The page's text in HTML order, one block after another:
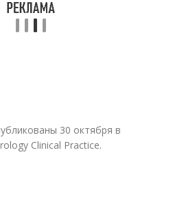
30 октября в
Clinical Practice.